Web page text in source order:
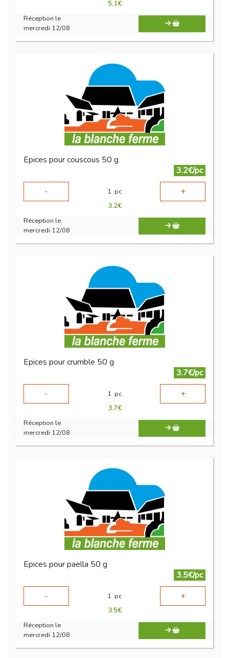
5.1€
Réception le
mercredi 12/08
Epices pour couscous 50 g
3.2€/pc
-
1 pc +
3.2€
Réception le
mercredi 12/08
Epices pour crumble 50 g
3.7€/pc
-
1 pc +
3.7€
Réception le
mercredi 12/08
Epices pour paella 50 g
3.5€/pc
-
1 pc +
3.5€
Réception le
mercredi 12/08